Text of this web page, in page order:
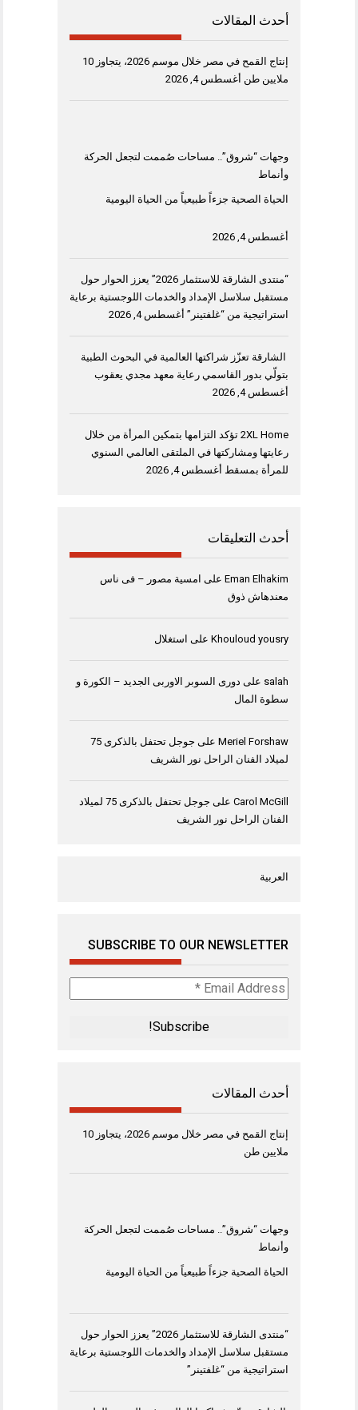
أحدث المقالات
إنتاج القمح في مصر خلال موسم 2026، يتجاوز 10
ملايين طن أغسطس 4, 2026
وجهات “شروق”.. مساحات صُممت لتجعل الحركة
وأنماط
الحياة الصحية جزءاً طبيعياً من الحياة اليومية
أغسطس 4, 2026
“منتدى الشارقة للاستثمار 2026” يعزز الحوار حول
مستقبل سلاسل الإمداد والخدمات اللوجستية برعاية
استراتيجية من “غلفتينر” أغسطس 4, 2026
الشارقة تعزّز شراكتها العالمية في البحوث الطبية
بتولّي بدور القاسمي رعاية معهد مجدي يعقوب
أغسطس 4, 2026
2XL Home تؤكد التزامها بتمكين المرأة من خلال
رعايتها ومشاركتها في الملتقى العالمي السنوي
للمرأة بمسقط أغسطس 4, 2026
أحدث التعليقات
Eman Elhakim على امسية مصور – فى ناس
معندهاش ذوق
Khouloud yousry على استغلال
salah على دورى السوبر الاوربى الجديد – الكورة و
سطوة المال
Meriel Forshaw على
جوجل تحتفل بالذكرى 75
لميلاد الفنان الراحل نور الشريف
Carol McGill على
جوجل تحتفل بالذكرى 75 لميلاد
الفنان الراحل نور الشريف
العربية
SUBSCRIBE TO OUR NEWSLETTER
Email
Address
أحدث المقالات
إنتاج القمح في مصر خلال موسم 2026، يتجاوز 10
ملايين طن
وجهات “شروق”.. مساحات صُممت لتجعل الحركة
وأنماط
الحياة الصحية جزءاً طبيعياً من الحياة اليومية
“منتدى الشارقة للاستثمار 2026” يعزز الحوار حول
مستقبل سلاسل الإمداد والخدمات اللوجستية برعاية
استراتيجية من “غلفتينر”